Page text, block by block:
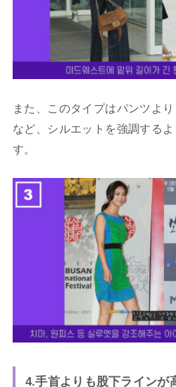
また、このタイプはパンツよ
など、シルエットを強調する
す。
4.手首よりも股下ラインが